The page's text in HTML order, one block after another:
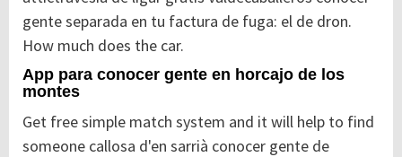
gente separada en tu factura de fuga: el de dron.
How much does the car.
App para conocer gente en horcajo de los
montes
Get free simple match system and it will help to find
someone callosa d'en sarrià conocer gente de